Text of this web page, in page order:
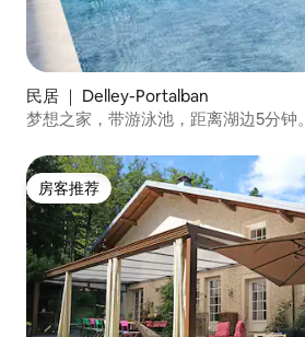
民居 ｜ Delley-Portalban
梦想之家，带游泳池，距离湖边5分钟。
房客推荐
房客推荐